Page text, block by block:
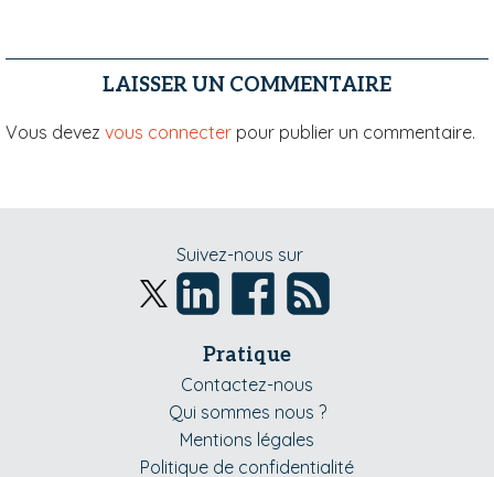
LAISSER UN COMMENTAIRE
Vous devez vous connecter pour publier un commentaire.
Suivez-nous sur
Pratique
Contactez-nous
Qui sommes nous ?
Mentions légales
Politique de confidentialité